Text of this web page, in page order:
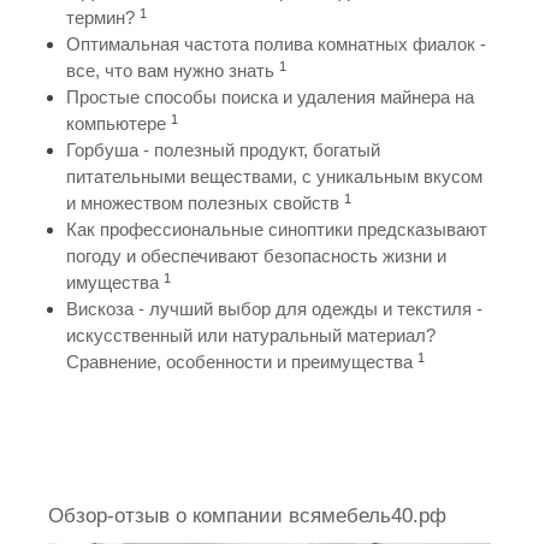
термин? 1
Оптимальная частота полива комнатных фиалок -
все, что вам нужно знать 1
Простые способы поиска и удаления майнера на
компьютере 1
Горбуша - полезный продукт, богатый
питательными веществами, с уникальным вкусом
и множеством полезных свойств 1
Как профессиональные синоптики предсказывают
погоду и обеспечивают безопасность жизни и
имущества 1
Вискоза - лучший выбор для одежды и текстиля -
искусственный или натуральный материал?
Сравнение, особенности и преимущества 1
Обзор-отзыв о компании всямебель40.рф